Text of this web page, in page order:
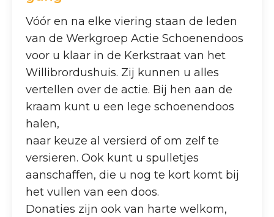
Vóór en na elke viering staan de leden
van de Werkgroep Actie Schoenendoos
voor u klaar in de Kerkstraat van het
Willibrordushuis. Zij kunnen u alles
vertellen over de actie. Bij hen aan de
kraam kunt u een lege schoenendoos
halen,
naar keuze al versierd of om zelf te
versieren. Ook kunt u spulletjes
aanschaffen, die u nog te kort komt bij
het vullen van een doos.
Donaties zijn ook van harte welkom,